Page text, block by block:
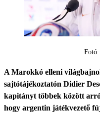
Fotó:
A Marokkó elleni
sajtótájékoztatón Didier
kapitányt többek között
hogy argentin játékvezető